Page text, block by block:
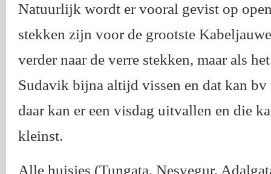
Natuurlijk wordt er vooral gevist op open
stekken zijn voor de grootste
verder naar de verre stekken, maar als
Sudavik bijna altijd vissen en dat kan
daar kan er een visdag uitvallen en die
kleinst.
Alle huisjes (Tungata, Nesvegur,